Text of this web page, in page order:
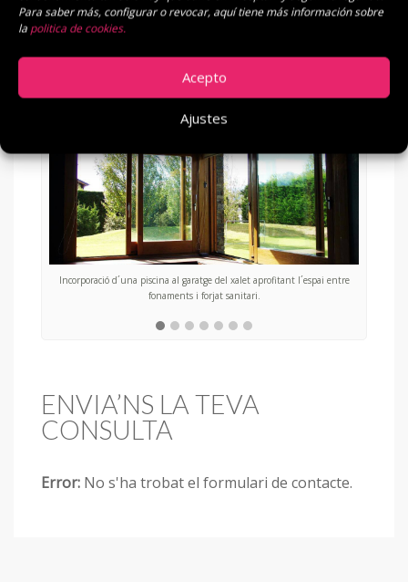
Para saber más, configurar o revocar, aquí tiene más información sobre
la politica de cookies.
Acepto
Ajustes
INTERIORISME
Incorporació d´una piscina al garatge del xalet aprofitant l´espai entre
fonaments i forjat sanitari.
ENVIA’NS LA TEVA
CONSULTA
Error: No s'ha trobat el formulari de contacte.